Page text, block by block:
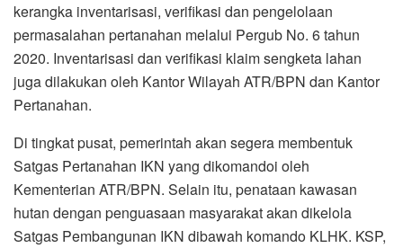
kerangka inventarisasi, verifikasi dan pengelolaan
permasalahan pertanahan melalui Pergub No. 6 tahun
2020. Inventarisasi dan verifikasi klaim sengketa lahan
juga dilakukan oleh Kantor Wilayah ATR/BPN dan Kantor
Pertanahan.
Di tingkat pusat, pemerintah akan segera membentuk
Satgas Pertanahan IKN yang dikomandoi oleh
Kementerian ATR/BPN. Selain itu, penataan kawasan
hutan dengan penguasaan masyarakat akan dikelola
Satgas Pembangunan IKN dibawah komando KLHK. KSP,